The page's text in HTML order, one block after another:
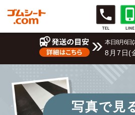
本日8月6日(
8月7日(
写真で見